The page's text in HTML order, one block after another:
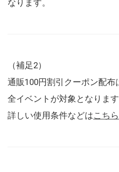
なります。
（補足2）
通販100円割引クーポン配
全イベントが対象となります
詳しい使用条件などはこちら